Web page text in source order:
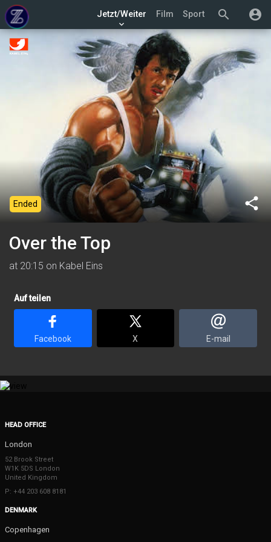
search account_circle
Jetzt/Weiter
keyboard_arrow_down
Film Sport
share
Ended
Over the Top
at 20:15 on Kabel Eins
Auf teilen
Facebook X E-mail
HEAD OFFICE
London
52 Brook Street
W1K 5DS London
United Kingdom
P: +44 203 608 8181
DENMARK
Copenhagen